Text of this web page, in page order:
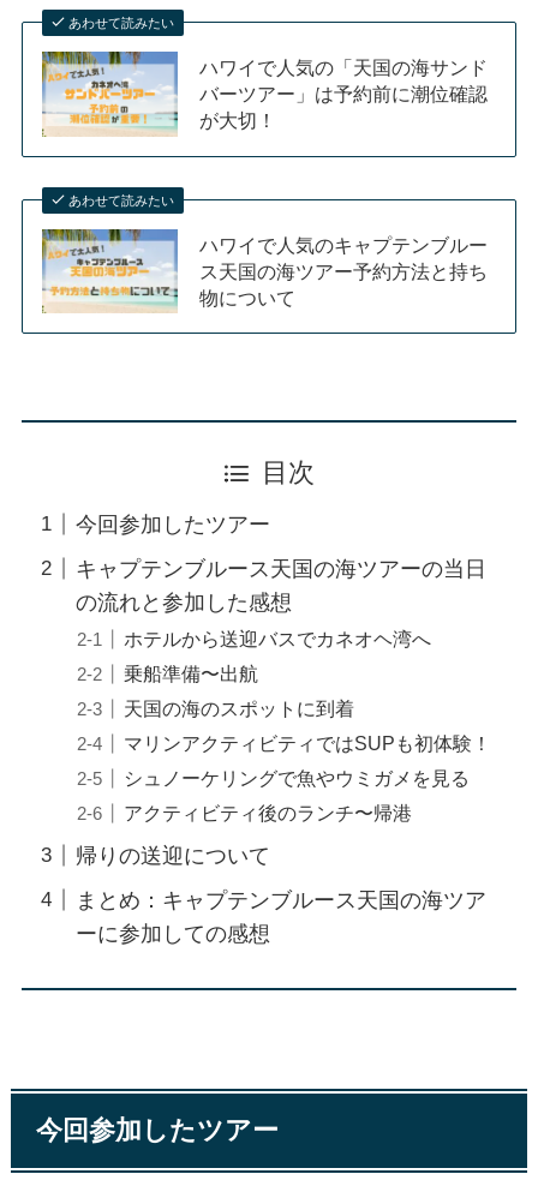
あわせて読みたい
ハワイで人気の「天国の海サンド
バーツアー」は予約前に潮位確認
が大切！
あわせて読みたい
ハワイで人気のキャプテンブルー
ス天国の海ツアー予約方法と持ち
物について
目次
今回参加したツアー
キャプテンブルース天国の海ツアーの当日
の流れと参加した感想
ホテルから送迎バスでカネオヘ湾へ
乗船準備〜出航
天国の海のスポットに到着
マリンアクティビティではSUPも初体験！
シュノーケリングで魚やウミガメを見る
アクティビティ後のランチ〜帰港
帰りの送迎について
まとめ：キャプテンブルース天国の海ツア
ーに参加しての感想
今回参加したツアー